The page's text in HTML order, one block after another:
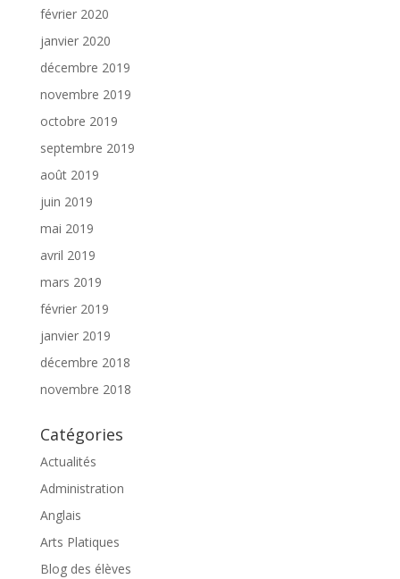
février 2020
janvier 2020
décembre 2019
novembre 2019
octobre 2019
septembre 2019
août 2019
juin 2019
mai 2019
avril 2019
mars 2019
février 2019
janvier 2019
décembre 2018
novembre 2018
Catégories
Actualités
Administration
Anglais
Arts Platiques
Blog des élèves